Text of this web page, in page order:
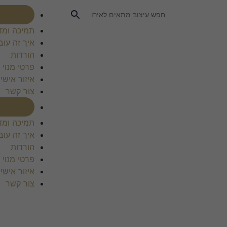
תמיכה
איך זה
הורדות
פרטי מנוי
איזור אישי
צור קשר
תמיכה
איך זה
הורדות
פרטי מנוי
איזור אישי
צור קשר